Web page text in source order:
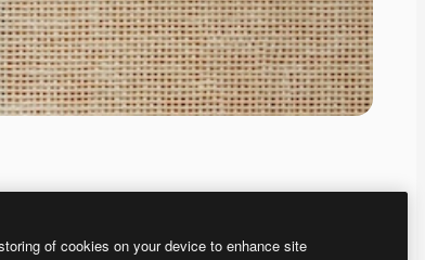
of cookies on your device to enhance site